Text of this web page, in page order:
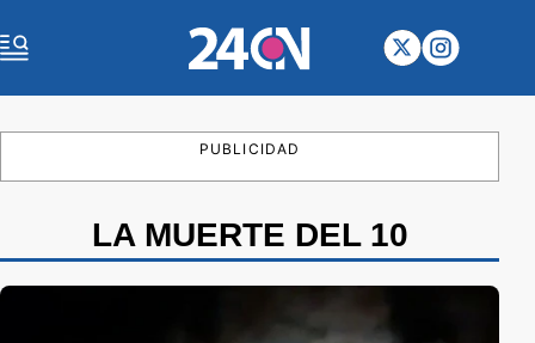
PUBLICIDAD
LA MUERTE DEL 10